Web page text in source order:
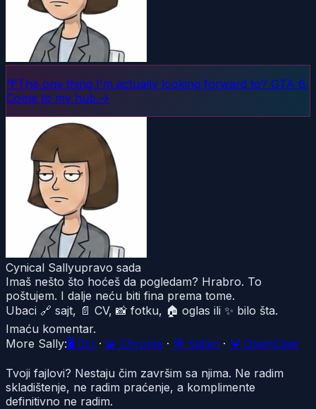
🌴The one thing I'm actually looking forward to? GTA 6.
Come to my hub.→
Cynical Sallyupravo sada
Imaš nešto što hoćeš da pogledam? Hrabro. To
poštujem. I dalje neću biti fina prema tome.
Ubaci 🔗 sajt, 📄 CV, 📸 fotku, 🏠 oglas ili ✨ bilo šta.
Imaću komentar.
More Sally:🖥️ CLI · 🧩 Chrome · 🧭 Safari · 🦀 OpenClaw
Tvoji fajlovi? Nestaju čim završim sa njima. Ne radim
skladištenje, ne radim praćenje, a komplimente
definitivno ne radim.